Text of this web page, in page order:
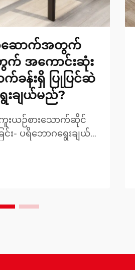
ဆောက်အတွက်
က် အကောင်းဆုံး
ခန်းရှိ ပြုပြင်ဆဲ
ချယ်မည်?
ယဉ်စားသောက်ဆိုင်
း- ပရိဘောဂရွေးချယ်မှု
ားမှာ စားသောက်ဆိုင်
အရေးကြီးပါသည်။